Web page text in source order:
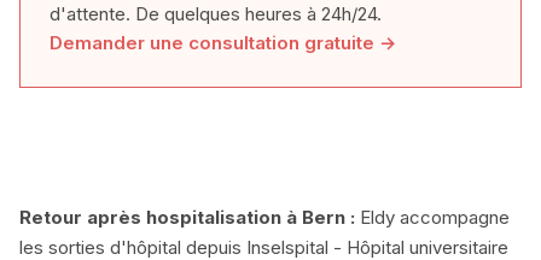
d'attente. De quelques heures à 24h/24.
Demander une consultation gratuite →
Retour après hospitalisation à Bern : Eldy accompagne
les sorties d'hôpital depuis Inselspital - Hôpital universitaire